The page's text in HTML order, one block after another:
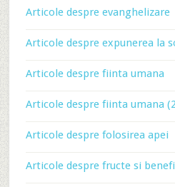
Articole despre evanghelizare
Articole despre expunerea la
Articole despre fiinta umana
Articole despre fiinta umana
Articole despre folosirea apei
Articole despre fructe si